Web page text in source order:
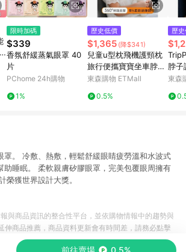
限時加碼
$339
香氛舒緩蒸氣眼罩 40
片
PChome 24h購物
1%
歷史低價
$1,365 (降$341)
兒童u型枕飛機護頸枕
旅行便攜寶寶坐車脖枕
脖子枕頭護頸必備u形
東森購物 ETMall
0.5%
歷
脖子
攜坐
東森
罩。 冷敷、熱敷，輕鬆舒緩眼睛疲勞溫和水波式
助睡眠。 柔軟親膚矽膠眼罩，完美包覆眼周擁有
榮獲世界設計大獎。
前往賣場 0.5%
與商品資訊的整合性平台，並依購物情報中的趨勢與
伸商品推薦，商品資料更新會有時間差，請務必點擊
確認現售價與購物條件，一切資訊以合作廠商網頁為